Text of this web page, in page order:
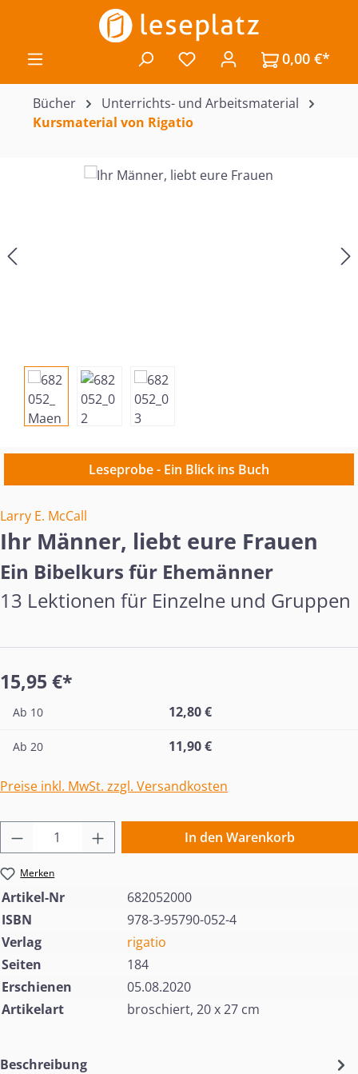
Zum Hauptinhalt springen
Du hast 0 Produkte auf
0,00 €*
Bücher
Unterrichts- und Arbeitsmaterial
Kursmaterial von Rigatio
Bildergalerie überspringen
Leseprobe - Ein Blick ins Buch
Larry E. McCall
Ihr Männer, liebt eure Frauen
Ein Bibelkurs für Ehemänner
13 Lektionen für Einzelne und Gruppen
15,95 €*
Ab 10 12,80 €
Ab 20 11,90 €
Preise inkl. MwSt. zzgl. Versandkosten
Produkt Anzahl: Gib den gewünschten
In den Warenkorb
Merken
Artikel-Nr
682052000
ISBN
978-3-95790-052-4
Verlag
rigatio
Seiten
184
Erschienen
05.08.2020
Artikelart
broschiert, 20 x 27 cm
Beschreibung